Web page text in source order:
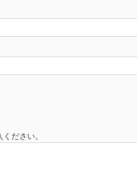
ださい。